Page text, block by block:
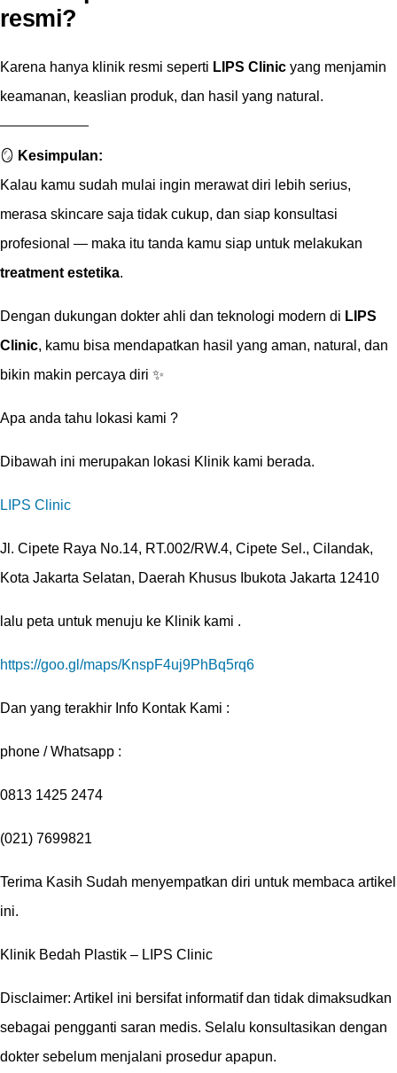
resmi?
Karena hanya klinik resmi seperti LIPS Clinic yang menjamin
keamanan, keaslian produk, dan hasil yang natural.
🪞 Kesimpulan:
Kalau kamu sudah mulai ingin merawat diri lebih serius,
merasa skincare saja tidak cukup, dan siap konsultasi
profesional — maka itu tanda kamu siap untuk melakukan
treatment estetika.
Dengan dukungan dokter ahli dan teknologi modern di LIPS
Clinic, kamu bisa mendapatkan hasil yang aman, natural, dan
bikin makin percaya diri ✨
Apa anda tahu lokasi kami ?
Dibawah ini merupakan lokasi Klinik kami berada.
LIPS Clinic
Jl. Cipete Raya No.14, RT.002/RW.4, Cipete Sel., Cilandak,
Kota Jakarta Selatan, Daerah Khusus Ibukota Jakarta 12410
lalu peta untuk menuju ke Klinik kami .
https://goo.gl/maps/KnspF4uj9PhBq5rq6
Dan yang terakhir Info Kontak Kami :
phone / Whatsapp :
0813 1425 2474
(021) 7699821
Terima Kasih Sudah menyempatkan diri untuk membaca artikel
ini.
Klinik Bedah Plastik – LIPS Clinic
Disclaimer: Artikel ini bersifat informatif dan tidak dimaksudkan
sebagai pengganti saran medis. Selalu konsultasikan dengan
dokter sebelum menjalani prosedur apapun.